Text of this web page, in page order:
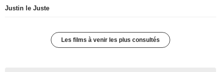
Justin le Juste
Les films à venir les plus consultés